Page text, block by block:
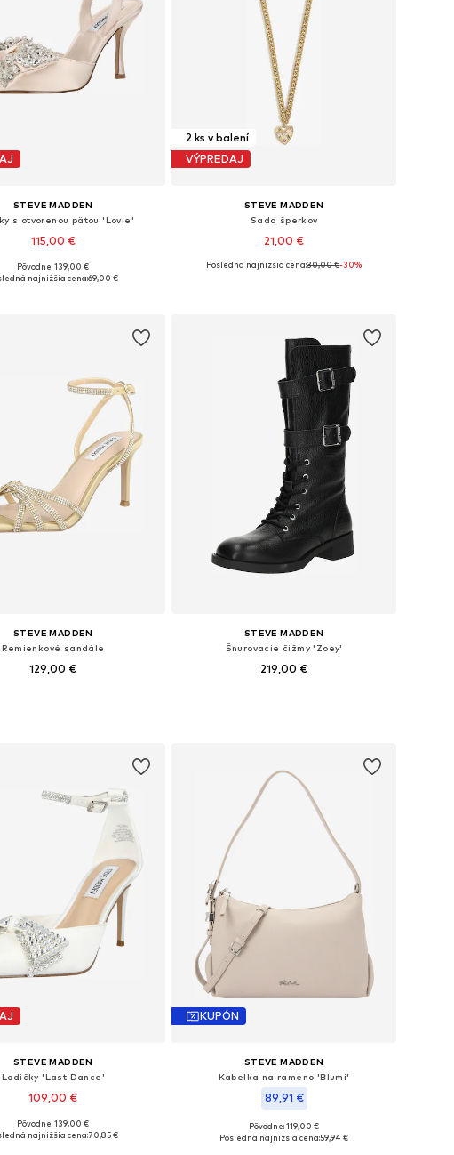
STEVE MADDEN
s otvorenou pätou 'Lovie'
115,00 €
veľkosti: 37, 38, 39, 40, 41, 42
Pôvodne: 139,00 €
najnižšia cena:69,00 €
2 ks v balení
VÝPREDAJ
STEVE MADDEN
Sada šperkov
21,00 €
Dostupné veľkosti: One Size
Posledná najnižšia cena:30,00 €-30%
STEVE MADDEN
Remienkové sandále
129,00 €
STEVE MADDEN
Šnurovacie čižmy 'Zoey'
219,00 €
STEVE MADDEN
Lodičky 'Last Dance'
109,00 €
veľkosti: 36, 38, 39, 40, 41, 42
Pôvodne: 139,00 €
najnižšia cena:70,85 €
KUPÓN
STEVE MADDEN
Kabelka na rameno 'Blumi'
89,91 €
Dostupné veľkosti: One Size
Pôvodne: 119,00 €
Posledná najnižšia cena:59,94 €